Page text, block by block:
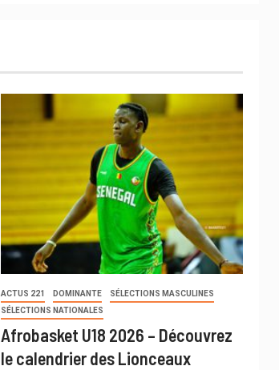
ACTUS 221 DOMINANTE
SÉLECTIONS MASCULINES
SÉLECTIONS NATIONALES
Afrobasket U18 2026 – Découvrez
le calendrier des Lionceaux